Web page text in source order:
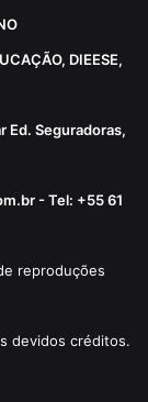
DIEESE,
Ed. Seguradoras,
- Tel: +55 61
reproduções
devidos créditos.